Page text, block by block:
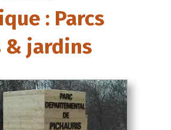
: Parcs
& jardins